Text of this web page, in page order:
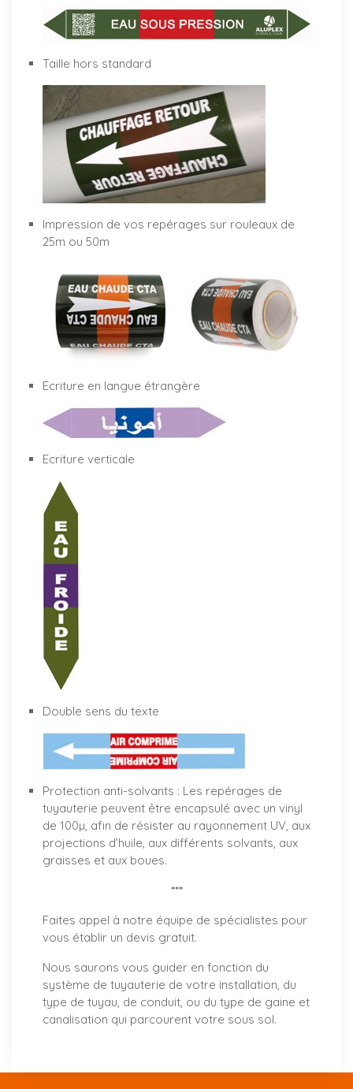
Taille hors standard
Impression de vos repérages sur rouleaux de
25m ou 50m
Ecriture en langue étrangère
Ecriture verticale
Double sens du texte
Protection anti-solvants : Les repérages de
tuyauterie peuvent être encapsulé avec un vinyl
de 100µ, afin de résister au rayonnement UV, aux
projections d’huile, aux différents solvants, aux
graisses et aux boues.
***
Faites appel à notre équipe de spécialistes pour
vous établir un devis gratuit.
Nous saurons vous guider en fonction du
système de tuyauterie de votre installation, du
type de tuyau, de conduit, ou du type de gaine et
canalisation qui parcourent votre sous sol.